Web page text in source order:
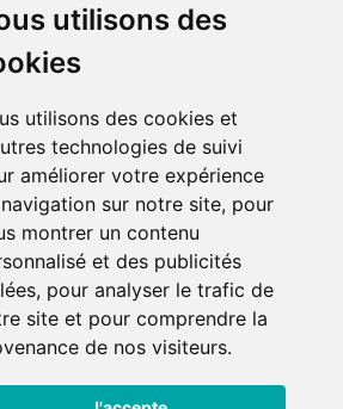
utilisons des
utilisons des cookies et
technologies de suivi
améliorer votre expérience
sur notre site, pour
montrer un contenu
et des publicités
pour analyser le trafic de
site et pour comprendre la
de nos visiteurs.
Mode de livraison
Nous suivre